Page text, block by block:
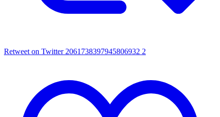
Retweet on Twitter 2061738397945806932 2